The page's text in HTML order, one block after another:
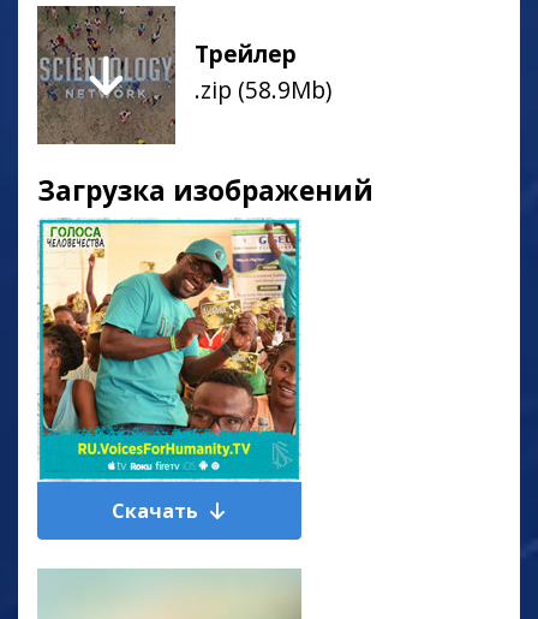
Трейлер
.zip (58.9Mb)
Загрузка изображений
Скачать